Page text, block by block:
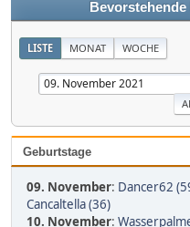
LISTE MONAT WOCHE
Geburtstage
09. November: Dancer62
Cancaltella (36)
10. November: